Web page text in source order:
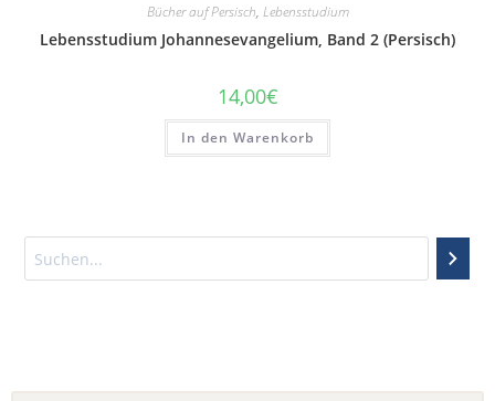
Bücher auf Persisch, Lebensstudium
Lebensstudium Johannesevangelium, Band 2 (Persisch)
14,00€
In den Warenkorb